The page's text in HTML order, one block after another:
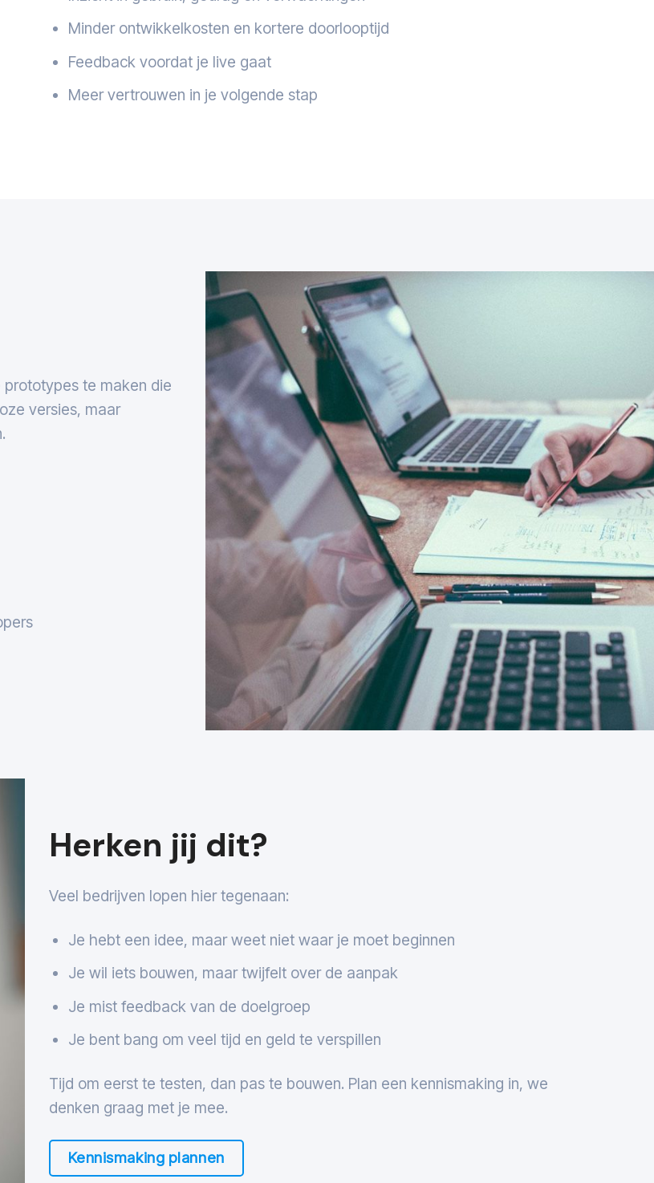
Minder ontwikkelkosten en kortere doorlooptijd
Feedback voordat je live gaat
Meer vertrouwen in je volgende stap
prototypes te maken die
versies, maar
Herken jij dit?
Veel bedrijven lopen hier tegenaan:
Je hebt een idee, maar weet niet waar je moet beginnen
Je wil iets bouwen, maar twijfelt over de aanpak
Je mist feedback van de doelgroep
Je bent bang om veel tijd en geld te verspillen
Tijd om eerst te testen, dan pas te bouwen. Plan een kennismaking in, we
denken graag met je mee.
Kennismaking plannen